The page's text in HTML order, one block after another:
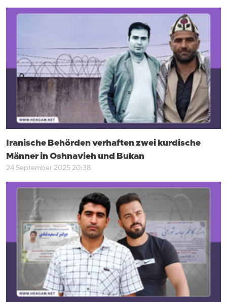
Iranische Behörden verhaften zwei kurdische
Männer in Oshnavieh und Bukan
24 September 2025 20:38